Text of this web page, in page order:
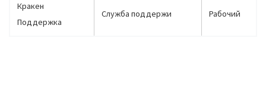
Кракен
Поддержка
Служба поддержи Рабочий